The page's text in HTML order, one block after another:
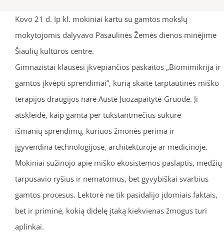
Kovo 21 d. Ip kl. mokiniai kartu su gamtos mokslų
mokytojomis dalyvavo Pasaulinės Žemės dienos minėjime
Šiaulių kultūros centre.
Gimnazistai klausėsi įkvepiančios paskaitos „Biomimikrija ir
gamtos įkvėpti sprendimai“, kurią skaitė tarptautinės miško
terapijos draugijos narė Austė Juozapaitytė-Gruodė. Ji
atskleidė, kaip gamta per tūkstantmečius sukūrė
išmanių sprendimų, kuriuos žmonės perima ir
įgyvendina technologijose, architektūroje ar medicinoje.
Mokiniai sužinojo apie miško ekosistemos paslaptis, medžių
tarpusavio ryšius ir nematomus, bet gyvybiškai svarbius
gamtos procesus. Lektorė ne tik pasidalijo įdomiais faktais,
bet ir priminė, kokią didelę įtaką kiekvienas žmogus turi
aplinkai.